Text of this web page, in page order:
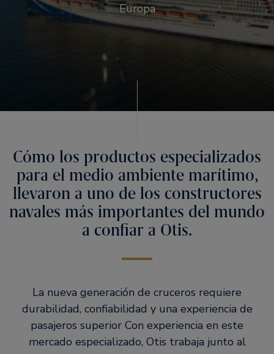
Europa
Cómo los productos especializados
para el medio ambiente marítimo,
llevaron a uno de los constructores
navales más importantes del mundo
a confiar a Otis.
La nueva generación de cruceros requiere
durabilidad, confiabilidad y una experiencia de
pasajeros superior Con experiencia en este
mercado especializado, Otis trabaja junto al